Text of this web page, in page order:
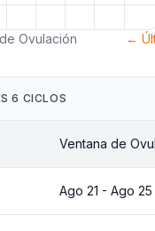
Ovulación ←
6 CICLOS
Ventana de
Ago 21 - Ago 25